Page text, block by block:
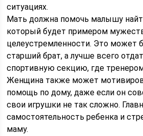
ситуациях.
Мать должна помочь малышу
который будет примером
целеустремленности. Это может
старший брат, а лучше всего
спортивную секцию, где
Женщина также может
помощь по дому, даже если он
свои игрушки не так сложно.
самостоятельность ребенка и
маму.